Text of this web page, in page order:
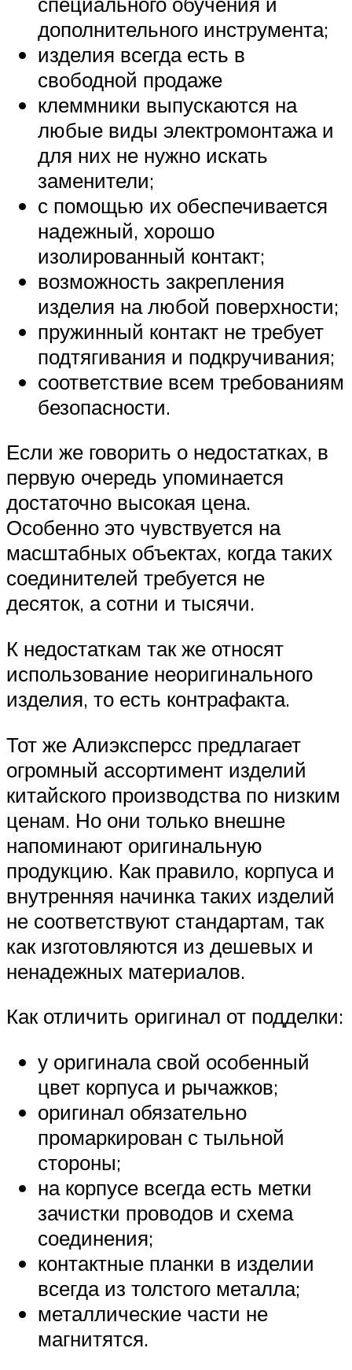
дополнительного инструмента;
изделия всегда есть в
свободной продаже
клеммники выпускаются на
любые виды электромонтажа и
для них не нужно искать
заменители;
с помощью их обеспечивается
надежный, хорошо
изолированный контакт;
возможность закрепления
изделия на любой поверхности;
пружинный контакт не требует
подтягивания и подкручивания;
соответствие всем требованиям
безопасности.
Если же говорить о недостатках, в
первую очередь упоминается
достаточно высокая цена.
Особенно это чувствуется на
масштабных объектах, когда таких
соединителей требуется не
десяток, а сотни и тысячи.
К недостаткам так же относят
использование неоригинального
изделия, то есть контрафакта.
Тот же Алиэксперсс предлагает
огромный ассортимент изделий
китайского производства по низким
ценам. Но они только внешне
напоминают оригинальную
продукцию. Как правило, корпуса и
внутренняя начинка таких изделий
не соответствуют стандартам, так
как изготовляются из дешевых и
ненадежных материалов.
Как отличить оригинал от подделки:
у оригинала свой особенный
цвет корпуса и рычажков;
оригинал обязательно
промаркирован с тыльной
стороны;
на корпусе всегда есть метки
зачистки проводов и схема
соединения;
контактные планки в изделии
всегда из толстого металла;
металлические части не
магнитятся.